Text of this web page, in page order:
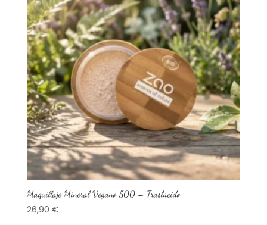
Maquillaje Mineral Vegano 500 – Traslúcido
26,90 €